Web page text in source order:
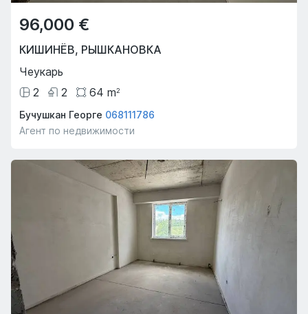
96,000 €
КИШИНЁВ, РЫШКАНОВКА
Чеукарь
2
2 64 m2
Бучушкан Георге 068111786
Агент по недвижимости